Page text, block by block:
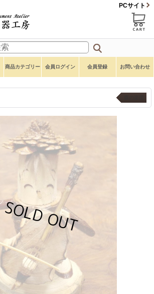
PCサイト
商品カテゴリー 会員ログイン 会員登録 お問い合わせ